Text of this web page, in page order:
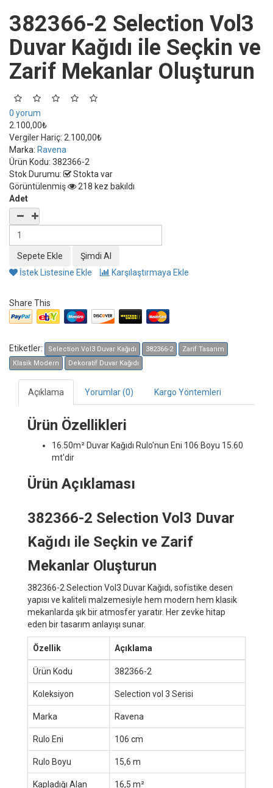
382366-2 Selection Vol3
Duvar Kağıdı ile Seçkin ve
Zarif Mekanlar Oluşturun
0 yorum
2.100,00₺
Vergiler Hariç: 2.100,00₺
Marka: Ravena
Ürün Kodu: 382366-2
Stok Durumu:
Stokta var
Görüntülenmiş
218 kez bakıldı
Adet
İstek Listesine Ekle Karşılaştırmaya Ekle
Share This
Etiketler: Selection Vol3 Duvar Kağıdı 382366-2
Zarif Tasarım
Klasik Modern
Dekoratif Duvar Kağıdı
Açıklama Yorumlar (0) Kargo Yöntemleri
Ürün Özellikleri
16.50m² Duvar Kağıdı Rulo'nun Eni 106 Boyu 15.60
mt'dir
Ürün Açıklaması
382366-2 Selection Vol3 Duvar
Kağıdı ile Seçkin ve Zarif
Mekanlar Oluşturun
382366-2 Selection Vol3 Duvar Kağıdı, sofistike desen
yapısı ve kaliteli malzemesiyle hem modern hem klasik
mekanlarda şık bir atmosfer yaratır. Her zevke hitap
eden bir tasarım anlayışı sunar.
Özellik Açıklama
Ürün Kodu 382366-2
Koleksiyon Selection vol 3 Serisi
Marka Ravena
Rulo Eni 106 cm
Rulo Boyu 15,6 m
Kapladığı Alan 16,5 m²